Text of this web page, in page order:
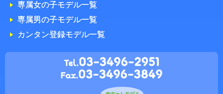
専属女の子モデル一覧
専属男の子モデル一覧
カンタン登録モデル一覧